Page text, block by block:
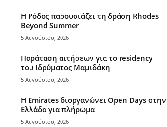
Η Ρόδος παρουσιάζει τη δράση Rhodes
Beyond Summer
5 Αυγούστου, 2026
Παράταση αιτήσεων για το residency
του Ιδρύματος Μαμιδάκη
5 Αυγούστου, 2026
Η Emirates διοργανώνει Open Days στην
Ελλάδα για πλήρωμα
5 Αυγούστου, 2026